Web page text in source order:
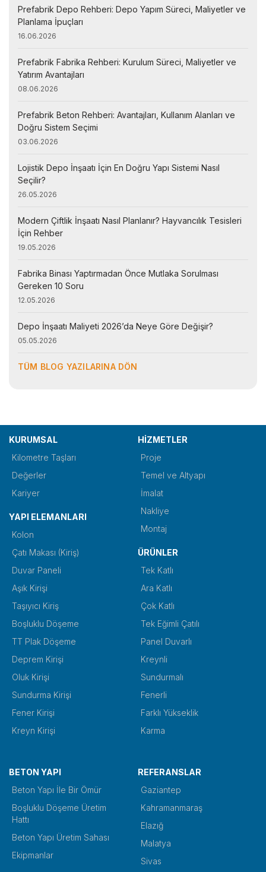
Prefabrik Depo Rehberi: Depo Yapım Süreci, Maliyetler ve
Planlama İpuçları
16.06.2026
Prefabrik Fabrika Rehberi: Kurulum Süreci, Maliyetler ve
Yatırım Avantajları
08.06.2026
Prefabrik Beton Rehberi: Avantajları, Kullanım Alanları ve
Doğru Sistem Seçimi
03.06.2026
Lojistik Depo İnşaatı İçin En Doğru Yapı Sistemi Nasıl
Seçilir?
26.05.2026
Modern Çiftlik İnşaatı Nasıl Planlanır? Hayvancılık Tesisleri
İçin Rehber
19.05.2026
Fabrika Binası Yaptırmadan Önce Mutlaka Sorulması
Gereken 10 Soru
12.05.2026
Depo İnşaatı Maliyeti 2026’da Neye Göre Değişir?
05.05.2026
TÜM BLOG YAZILARINA DÖN
KURUMSAL
Kilometre Taşları
Değerler
Kariyer
YAPI ELEMANLARI
Kolon
Çatı Makası (Kiriş)
Duvar Paneli
Aşık Kirişi
Taşıyıcı Kiriş
Boşluklu Döşeme
TT Plak Döşeme
Deprem Kirişi
Oluk Kirişi
Sundurma Kirişi
Fener Kirişi
Kreyn Kirişi
HİZMETLER
Proje
Temel ve Altyapı
İmalat
Nakliye
Montaj
ÜRÜNLER
Tek Katlı
Ara Katlı
Çok Katlı
Tek Eğimli Çatılı
Panel Duvarlı
Kreynli
Sundurmalı
Fenerli
Farklı Yükseklik
Karma
BETON YAPI
Beton Yapı İle Bir Ömür
Boşluklu Döşeme Üretim
Hattı
Beton Yapı Üretim Sahası
Ekipmanlar
REFERANSLAR
Gaziantep
Kahramanmaraş
Elazığ
Malatya
Sivas